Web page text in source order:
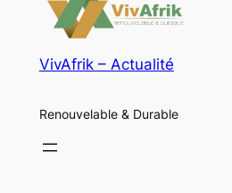
VivAfrik – Actualité
Renouvelable & Durable